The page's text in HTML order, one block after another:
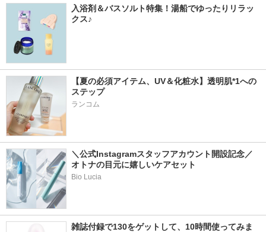
入浴剤＆バスソルト特集！湯船でゆったりリラッ
クス♪
【夏の必須アイテム、UV＆化粧水】透明肌*1への
ステップ
ランコム
＼公式Instagramスタッフアカウント開設記念／
オトナの目元に嬉しいケアセット
Bio Lucia
雑誌付録で130をゲットして、10時間使ってみま